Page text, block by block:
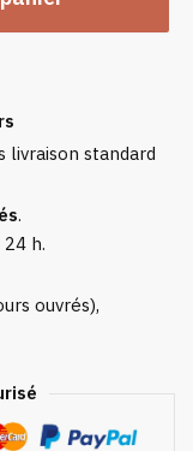
livraison standard
.
24 h.
ouvrés),